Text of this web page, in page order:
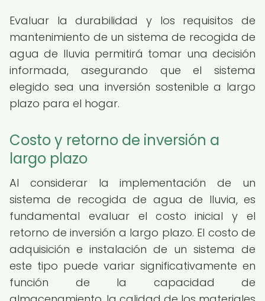
Evaluar la durabilidad y los requisitos de
mantenimiento de un sistema de recogida de
agua de lluvia permitirá tomar una decisión
informada, asegurando que el sistema
elegido sea una inversión sostenible a largo
plazo para el hogar.
Costo y retorno de inversión a
largo plazo
Al considerar la implementación de un
sistema de recogida de agua de lluvia, es
fundamental evaluar el costo inicial y el
retorno de inversión a largo plazo. El costo de
adquisición e instalación de un sistema de
este tipo puede variar significativamente en
función de la capacidad de